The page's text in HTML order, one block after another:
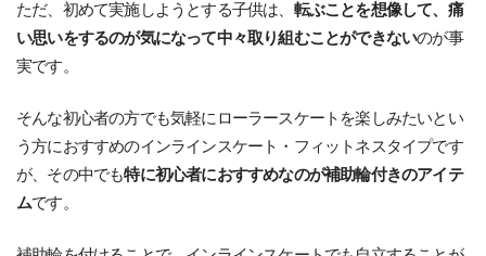
ただ、初めて実施しようとする子供は、 転ぶことを想像して、痛
い思いをするのが気になって中々取り組むことができないのが事
実です。
そんな初心者の方でも気軽にローラースケートを楽しみたいとい
う方におすすめのインラインスケート・フィットネスタイプです
が、その中でも特に初心者におすすめなのが補助輪付きのアイテ
ムです。